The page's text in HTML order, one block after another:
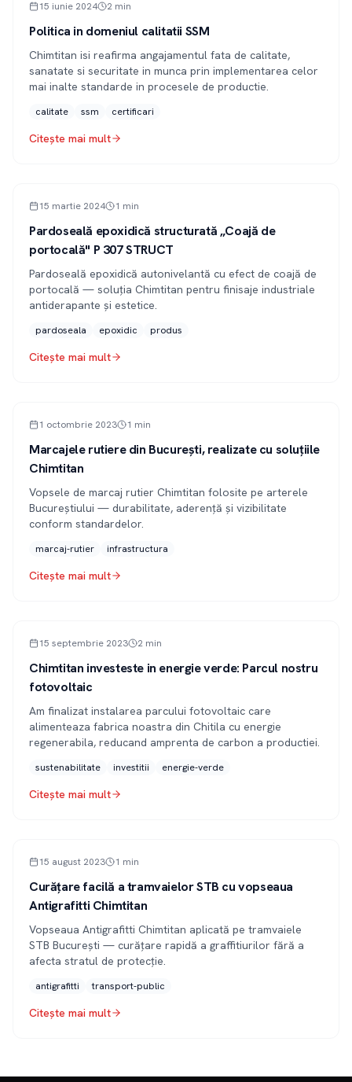
ARTICOL
15 iunie 2024 2 min
Politica in domeniul calitatii SSM
Chimtitan isi reafirma angajamentul fata de calitate,
sanatate si securitate in munca prin implementarea celor
mai inalte standarde in procesele de productie.
calitate ssm certificari
Citește mai mult
PRESĂ
15 martie 2024 1 min
Pardoseală epoxidică structurată „Coajă de
portocală" P 307 STRUCT
Pardoseală epoxidică autonivelantă cu efect de coajă de
portocală — soluția Chimtitan pentru finisaje industriale
antiderapante și estetice.
pardoseala epoxidic produs
Citește mai mult
PRESĂ
1 octombrie 2023 1 min
Marcajele rutiere din București, realizate cu soluțiile
Chimtitan
Vopsele de marcaj rutier Chimtitan folosite pe arterele
Bucureștiului — durabilitate, aderență și vizibilitate
conform standardelor.
marcaj-rutier infrastructura
Citește mai mult
ARTICOL
15 septembrie 2023 2 min
Chimtitan investeste in energie verde: Parcul nostru
fotovoltaic
Am finalizat instalarea parcului fotovoltaic care
alimenteaza fabrica noastra din Chitila cu energie
regenerabila, reducand amprenta de carbon a productiei.
sustenabilitate investitii energie-verde
Citește mai mult
PRESĂ
15 august 2023 1 min
Curățare facilă a tramvaielor STB cu vopseaua
Antigrafitti Chimtitan
Vopseaua Antigrafitti Chimtitan aplicată pe tramvaiele
STB București — curățare rapidă a graffitiurilor fără a
afecta stratul de protecție.
antigrafitti transport-public
Citește mai mult